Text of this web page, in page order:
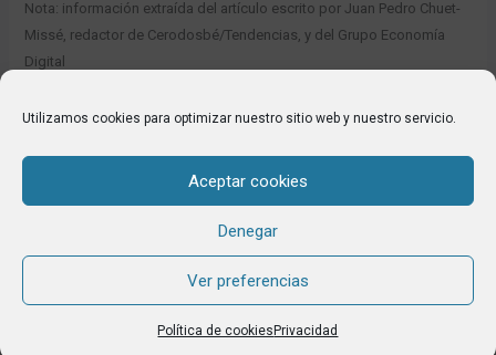
Utilizamos cookies para optimizar nuestro sitio web y nuestro servicio.
Aceptar cookies
Denegar
Ver preferencias
Política de cookies Privacidad
Nota: información extraída del artículo escrito por Juan Pedro Chuet-
Missé, redactor de Cerodosbé/Tendencias, y del Grupo Economía
Digital
Privacidad
Política de cookies